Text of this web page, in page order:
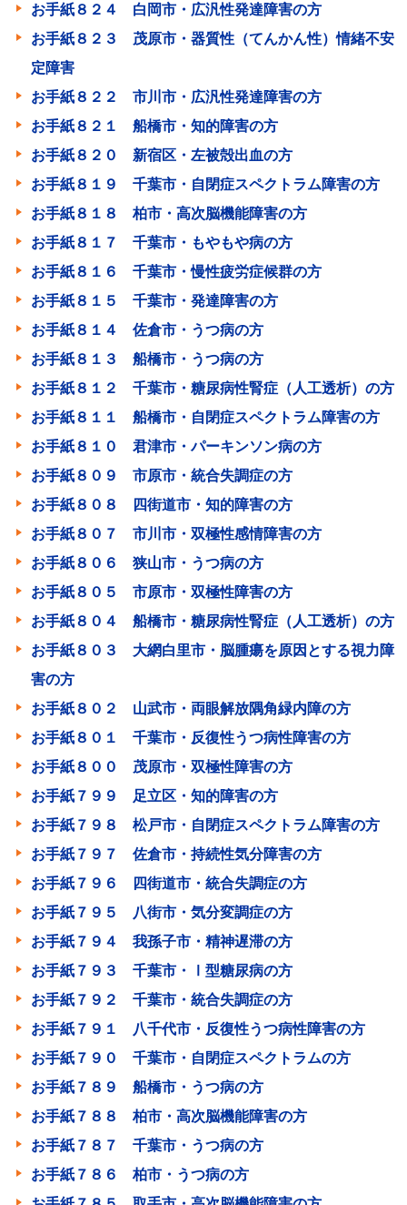
お手紙８２４ 白岡市・広汎性発達障害の方
お手紙８２３ 茂原市・器質性（てんかん性）情緒不安
定障害
お手紙８２２ 市川市・広汎性発達障害の方
お手紙８２１ 船橋市・知的障害の方
お手紙８２０ 新宿区・左被殻出血の方
お手紙８１９ 千葉市・自閉症スペクトラム障害の方
お手紙８１８ 柏市・高次脳機能障害の方
お手紙８１７ 千葉市・もやもや病の方
お手紙８１６ 千葉市・慢性疲労症候群の方
お手紙８１５ 千葉市・発達障害の方
お手紙８１４ 佐倉市・うつ病の方
お手紙８１３ 船橋市・うつ病の方
お手紙８１２ 千葉市・糖尿病性腎症（人工透析）の方
お手紙８１１ 船橋市・自閉症スペクトラム障害の方
お手紙８１０ 君津市・パーキンソン病の方
お手紙８０９ 市原市・統合失調症の方
お手紙８０８ 四街道市・知的障害の方
お手紙８０７ 市川市・双極性感情障害の方
お手紙８０６ 狭山市・うつ病の方
お手紙８０５ 市原市・双極性障害の方
お手紙８０４ 船橋市・糖尿病性腎症（人工透析）の方
お手紙８０３ 大網白里市・脳腫瘍を原因とする視力障
害の方
お手紙８０２ 山武市・両眼解放隅角緑内障の方
お手紙８０１ 千葉市・反復性うつ病性障害の方
お手紙８００ 茂原市・双極性障害の方
お手紙７９９ 足立区・知的障害の方
お手紙７９８ 松戸市・自閉症スペクトラム障害の方
お手紙７９７ 佐倉市・持続性気分障害の方
お手紙７９６ 四街道市・統合失調症の方
お手紙７９５ 八街市・気分変調症の方
お手紙７９４ 我孫子市・精神遅滞の方
お手紙７９３ 千葉市・Ⅰ型糖尿病の方
お手紙７９２ 千葉市・統合失調症の方
お手紙７９１ 八千代市・反復性うつ病性障害の方
お手紙７９０ 千葉市・自閉症スペクトラムの方
お手紙７８９ 船橋市・うつ病の方
お手紙７８８ 柏市・高次脳機能障害の方
お手紙７８７ 千葉市・うつ病の方
お手紙７８６ 柏市・うつ病の方